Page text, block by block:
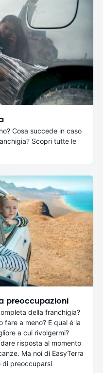
Cosa succede in caso
Scopri tutte le
preoccupazioni
della franchigia?
fare a meno? E qual è la
a cui rivolgermi?
risposta al momento
Ma noi di EasyTerra
di preoccuparsi